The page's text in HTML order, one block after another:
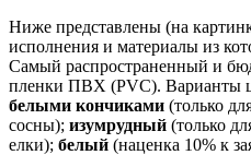
Ниже представлены (на
исполнения и материалы из
Самый распространенный и
пленки ПВХ (PVC). Варианты
белыми кончиками (только
сосны); изумрудный (только
елки); белый (наценка 10% к